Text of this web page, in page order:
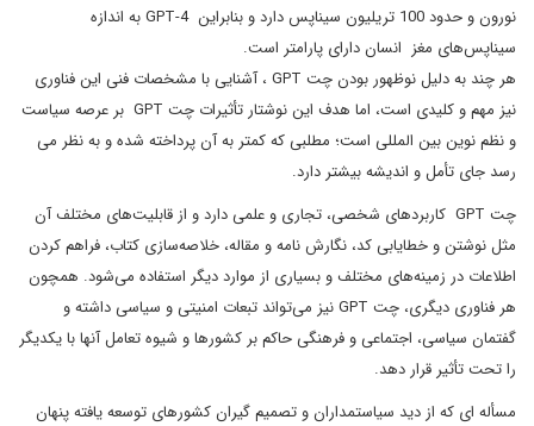
نورون و حدود 100 تریلیون سیناپس دارد و بنابراین GPT-4 به اندازه
سیناپس‌های مغز انسان دارای پارامتر است.
هر چند به دلیل نوظهور بودن چت GPT ، آشنایی با مشخصات فنی این فناوری
نیز مهم و کلیدی است، اما هدف این نوشتار تأثیرات چت GPT بر عرصه سیاست
و نظم نوین بین المللی است؛ مطلبی که کمتر به آن پرداخته شده و به نظر می
رسد جای تأمل و اندیشه بیشتر دارد.
چت GPT کاربردهای شخصی، تجاری و علمی دارد و از قابلیت‌های مختلف آن
مثل نوشتن و خطایابی کد، نگارش نامه و مقاله، خلاصه‌سازی کتاب، فراهم کردن
اطلاعات در زمینه‌های مختلف و بسیاری از موارد دیگر استفاده می‌شود. همچون
هر فناوری دیگری، چت GPT نیز می‌تواند تبعات امنیتی و سیاسی داشته و
گفتمان سیاسی، اجتماعی و فرهنگی حاکم بر کشورها و شیوه تعامل آنها با یکدیگر
را تحت تأثیر قرار دهد.
مسأله ای که از دید سیاستمداران و تصمیم گیران کشورهای توسعه یافته پنهان